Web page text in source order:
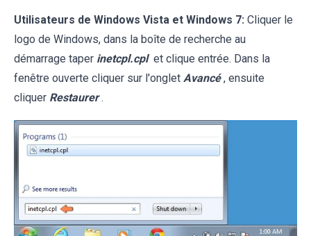
Utilisateurs de Windows Vista et Windows 7: Cliquer le
logo de Windows, dans la boîte de recherche au
démarrage taper inetcpl.cpl et clique entrée. Dans la
fenêtre ouverte cliquer sur l'onglet Avancé , ensuite
cliquer Restaurer .